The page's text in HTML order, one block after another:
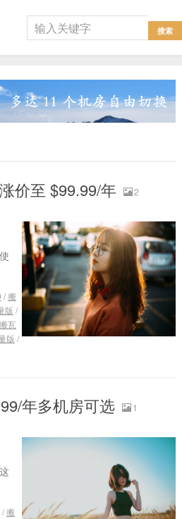
价至 $99.99/年
2
/搬
版 /
搬瓦
版 /
年多机房可选
1
/搬